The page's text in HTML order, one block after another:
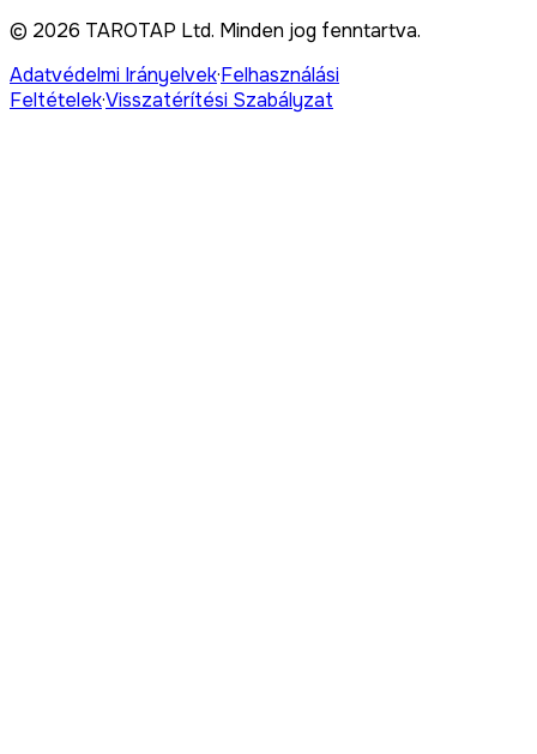
© 2026 TAROTAP Ltd. Minden jog fenntartva.
Adatvédelmi Irányelvek·Felhasználási
Feltételek·Visszatérítési Szabályzat